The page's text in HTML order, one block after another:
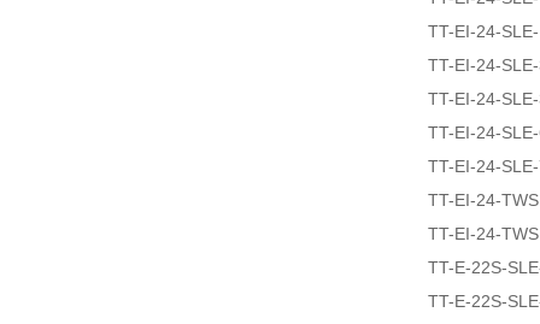
TT-EI-24-
TT-EI-24-
TT-EI-24-
TT-EI-24-
TT-EI-24-
TT-EI-24-
TT-EI-24-
TT-E-22S-
TT-E-22S-